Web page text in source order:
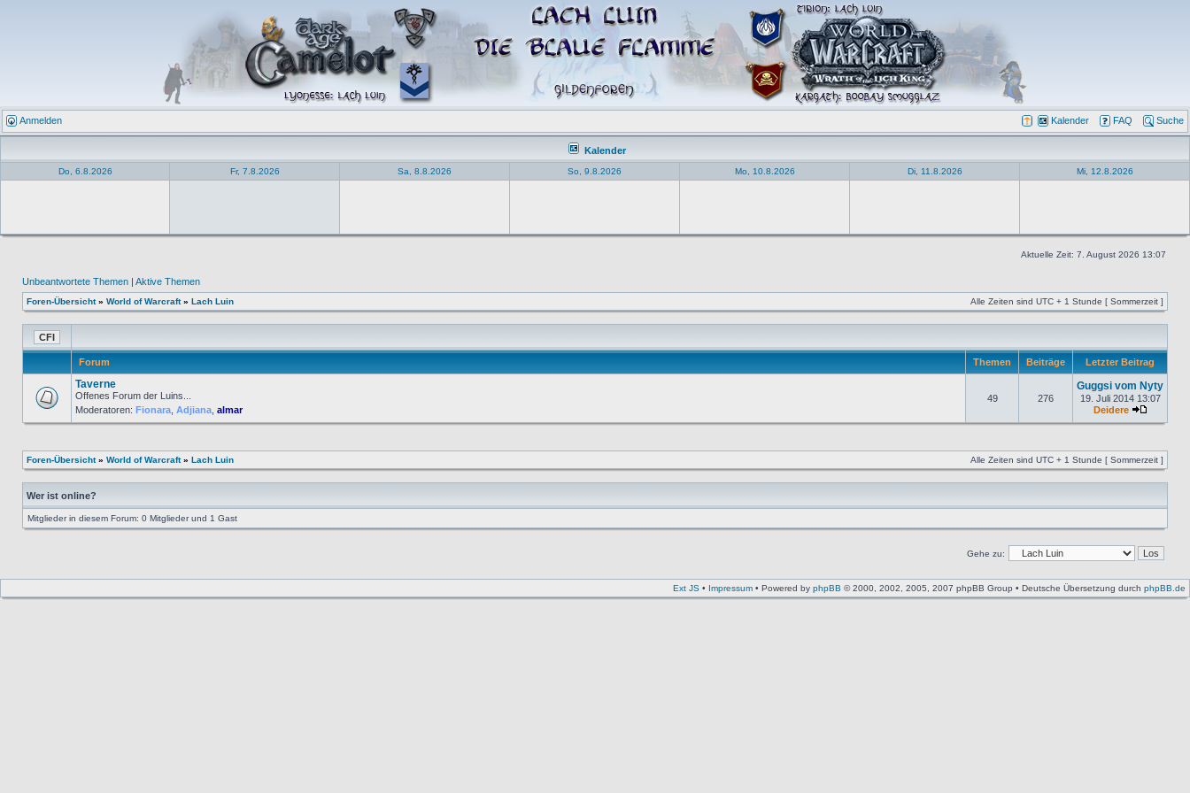
Anmelden Kalender FAQ Suche
Kalender
Do, 6.8.2026 Fr, 7.8.2026 Sa, 8.8.2026 So, 9.8.2026 Mo, 10.8.2026 Di, 11.8.2026 Mi, 12.8.2026
Aktuelle Zeit: 7. August 2026 13:07
Unbeantwortete Themen | Aktive Themen
Foren-Übersicht» World of Warcraft» Lach Luin Alle Zeiten sind UTC + 1 Stunde [ Sommerzeit ]
Forum Themen Beiträge Letzter Beitrag
Taverne
Offenes Forum der Luins...
Moderatoren: Fionara Adjiana almar
49 276
Guggsi vom Nyty
19. Juli 2014 13:07
Deidere
Foren-Übersicht» World of Warcraft» Lach Luin Alle Zeiten sind UTC + 1 Stunde [ Sommerzeit ]
Wer ist online?
Mitglieder in diesem Forum: 0 Mitglieder und 1 Gast
Gehe zu:
Ext JS • Impressum • Powered by phpBB © 2000, 2002, 2005, 2007 phpBB Group • Deutsche Übersetzung durch phpBB.de